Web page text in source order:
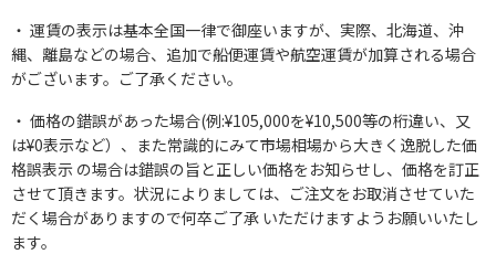
運賃の表示は基本全国一律で御座いますが、実際、北海道、沖
縄、離島などの場合、追加で船便運賃や航空運賃が加算される場合
がございます。ご了承ください。
価格の錯誤があった場合(例:¥105,000を¥10,500等の桁違い、又
は¥0表示など）、また常識的にみて市場相場から大きく逸脱した価
格誤表示 の場合は錯誤の旨と正しい価格をお知らせし、価格を訂正
させて頂きます。状況によりましては、ご注文をお取消させていた
だく場合がありますので何卒ご了承 いただけますようお願いいたし
ます。